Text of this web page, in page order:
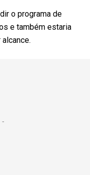
o programa de
e também estaria